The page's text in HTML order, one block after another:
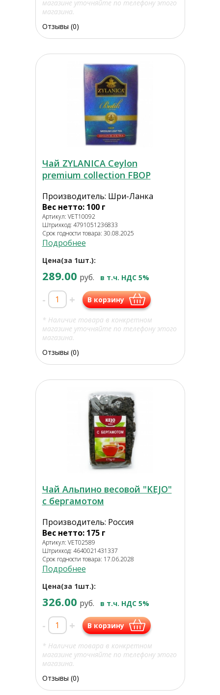
магазине уточняйте по телефону этого
магазина.
Отзывы (0)
Чай ZYLANICA Ceylon
premium collection FBOP
Производитель: Шри-Ланка
Вес нетто: 100 г
Артикул: VET10092
Штрихкод: 4791051236833
Срок годности товара: 30.08.2025
Подробнее
Цена(за 1шт.):
289.00 руб. в т.ч. НДС 5%
- + В корзину
* Наличие товара в конкретном
магазине уточняйте по телефону этого
магазина.
Отзывы (0)
Чай Альпино весовой "KEJO"
с бергамотом
Производитель: Россия
Вес нетто: 175 г
Артикул: VET02589
Штрихкод: 4640021431337
Срок годности товара: 17.06.2028
Подробнее
Цена(за 1шт.):
326.00 руб. в т.ч. НДС 5%
- + В корзину
* Наличие товара в конкретном
магазине уточняйте по телефону этого
магазина.
Отзывы (0)